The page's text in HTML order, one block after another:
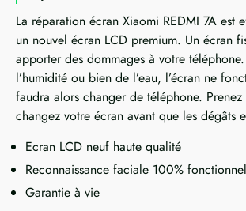
La réparation écran Xiaomi REDMI 7A est
un nouvel écran LCD premium. Un écran
apporter des dommages à votre
l’humidité ou bien de l’eau, l’écran ne
faudra alors changer de téléphone. Prenez
changez votre écran avant que les dégâts
Ecran LCD neuf haute qualité
Reconnaissance faciale 100% fonctionnel
Garantie à vie